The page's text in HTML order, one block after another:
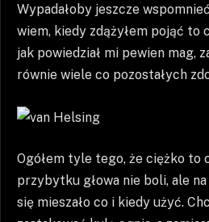
Wypadałoby jeszcze
wiem, kiedy zdążyłem pojąć to
jak powiedział mi pewien mag,
równie wiele co pozostałych
Ogółem tyle tego, że ciężko to
przybytku głowa nie boli, ale
się mieszało co i kiedy użyć.